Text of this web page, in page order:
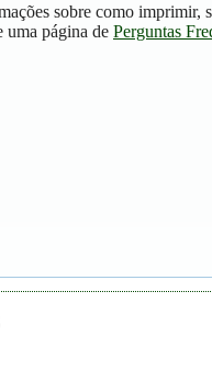
sobre como imprimir,
uma página de Perguntas